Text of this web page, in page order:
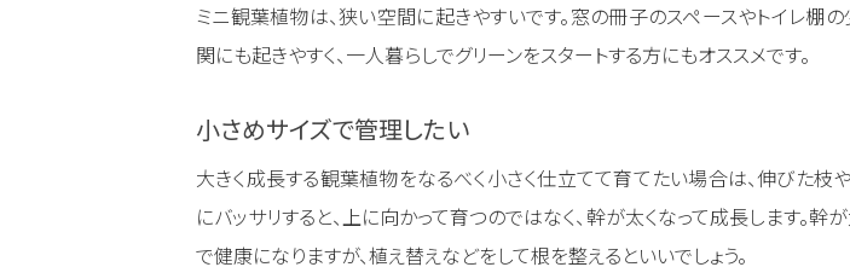
ミニ観葉植物は、狭い空間に起きやすいです。窓の冊子のスペースやトイレ棚
関にも起きやすく、一人暮らしでグリーンをスタートする方にもオススメです。
小さめサイズで管理したい
大きく成長する観葉植物をなるべく小さく仕立てて育てたい場合は、伸びた枝
にバッサリすると、上に向かって育つのではなく、幹が太くなって成長します。幹
で健康になりますが、植え替えなどをして根を整えるといいでしょう。